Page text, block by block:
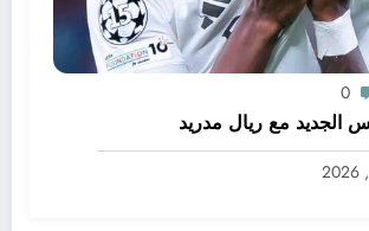
0
الجديد مع ريال مدريد